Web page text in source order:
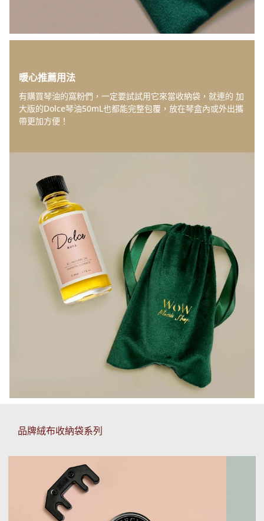
暖心推薦用法
有購買琴油的窩粉們，一定要試試用它來當收納袋，就連的 加
大版的Dolce琴油50mL也都能完整包覆，放在琴盒內或外出攜
帶更加方便 ！
品牌絨布收納袋系列